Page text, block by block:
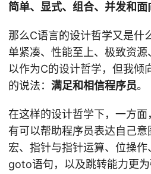
简单、显式、组合、并发和面
那么C语言的设计哲学又是什
单紧凑、性能至上、极致资
以作为C的设计哲学，但我倾
的说法： 满足和相信程序员。
在这样的设计哲学下，一方
有可以帮助程序员表达自己
宏、指针与指针运算、位操作
goto语句，以及跳转能力更